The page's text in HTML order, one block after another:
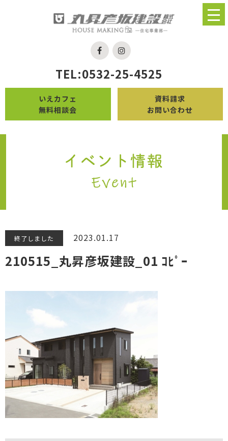
TEL:0532-25-4525
いえカフェ
無料相談会
資料請求
お問い合わせ
終了しました 2023.01.17
210515_丸昇彦坂建設_01 ｺﾋﾟｰ